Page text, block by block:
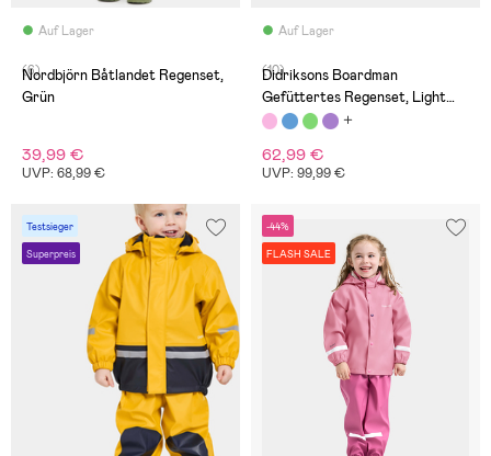
Auf Lager
(6)
Nordbjörn Båtlandet Regenset,
Grün
39,99 €
UVP: 68,99 €
Auf Lager
(10)
Didriksons Boardman
Gefüttertes Regenset, Light
Heather Pink
62,99 €
UVP: 99,99 €
Testsieger
Superpreis
-44%
FLASH SALE